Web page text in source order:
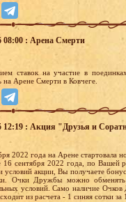
08:00 : Арена Смерти
ставок на участие в
на Арене Смерти в Ковчеге.
12:19 : Акция "Друзья и
2022 года на Арене стартовала
16 сентября 2022 года, по Вашей
условий акции, Вы получаете
Очки Дружбы можно
условий. Само наличие
из расчета - 1 синяя сотки